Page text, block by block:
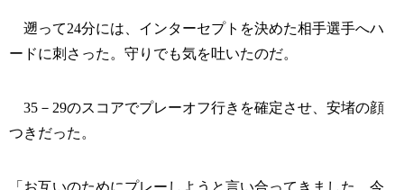
遡って24分には、インターセプトを決めた相手選手へハ
ードに刺さった。守りでも気を吐いたのだ。
35－29のスコアでプレーオフ行きを確定させ、安堵の顔
つきだった。